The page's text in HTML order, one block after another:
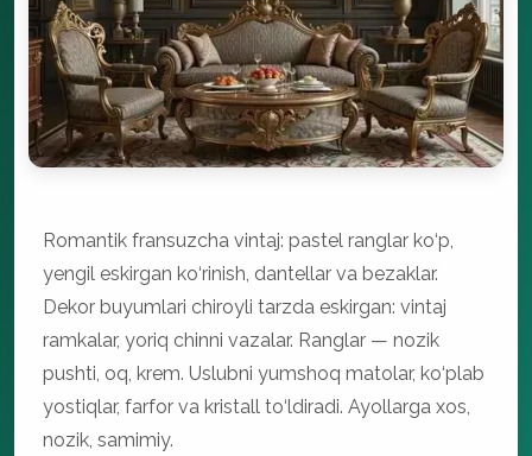
Romantik fransuzcha vintaj: pastel ranglar ko‘p,
yengil eskirgan ko‘rinish, dantellar va bezaklar.
Dekor buyumlari chiroyli tarzda eskirgan: vintaj
ramkalar, yoriq chinni vazalar. Ranglar — nozik
pushti, oq, krem. Uslubni yumshoq matolar, ko‘plab
yostiqlar, farfor va kristall to‘ldiradi. Ayollarga xos,
nozik, samimiy.